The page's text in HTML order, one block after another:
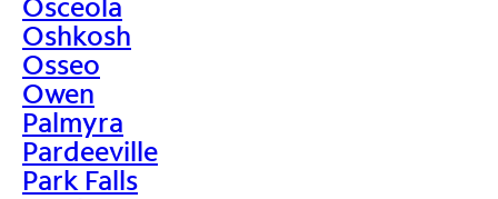
Oshkosh
Osseo
Owen
Palmyra
Pardeeville
Park Falls